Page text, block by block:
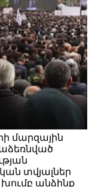
մարզային
տվյալներ
խումբ անձինք